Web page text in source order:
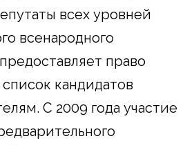
всех уровней
всенародного
право
кандидатов
С 2009 года участие